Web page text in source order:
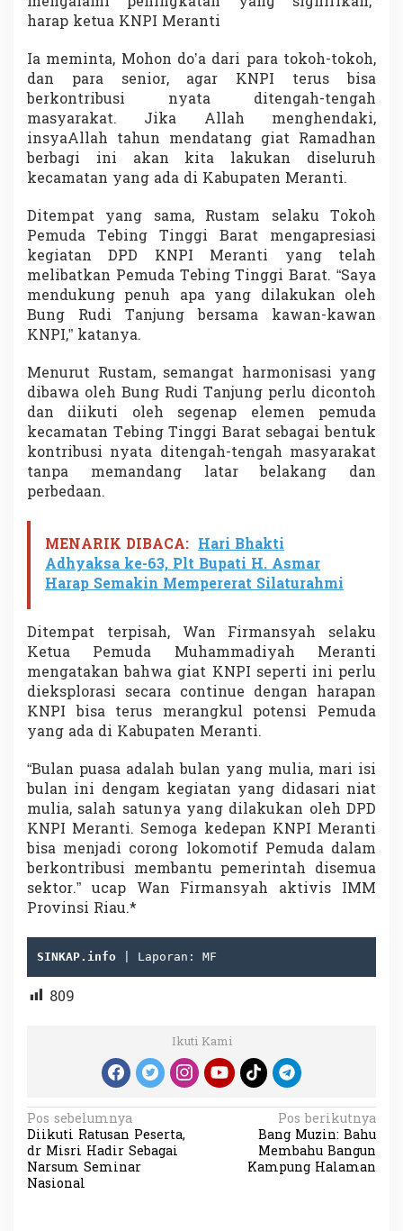
harap ketua KNPI Meranti
Ia meminta, Mohon do’a dari para tokoh-tokoh,
dan para senior, agar KNPI terus bisa
berkontribusi nyata ditengah-tengah
masyarakat. Jika Allah menghendaki,
insyaAllah tahun mendatang giat Ramadhan
berbagi ini akan kita lakukan diseluruh
kecamatan yang ada di Kabupaten Meranti.
Ditempat yang sama, Rustam selaku Tokoh
Pemuda Tebing Tinggi Barat mengapresiasi
kegiatan DPD KNPI Meranti yang telah
melibatkan Pemuda Tebing Tinggi Barat. “Saya
mendukung penuh apa yang dilakukan oleh
Bung Rudi Tanjung bersama kawan-kawan
KNPI,” katanya.
Menurut Rustam, semangat harmonisasi yang
dibawa oleh Bung Rudi Tanjung perlu dicontoh
dan diikuti oleh segenap elemen pemuda
kecamatan Tebing Tinggi Barat sebagai bentuk
kontribusi nyata ditengah-tengah masyarakat
tanpa memandang latar belakang dan
perbedaan.
MENARIK DIBACA: Hari Bhakti
Adhyaksa ke-63, Plt Bupati H. Asmar
Harap Semakin Mempererat Silaturahmi
Ditempat terpisah, Wan Firmansyah selaku
Ketua Pemuda Muhammadiyah Meranti
mengatakan bahwa giat KNPI seperti ini perlu
dieksplorasi secara continue dengan harapan
KNPI bisa terus merangkul potensi Pemuda
yang ada di Kabupaten Meranti.
“Bulan puasa adalah bulan yang mulia, mari isi
bulan ini dengam kegiatan yang didasari niat
mulia, salah satunya yang dilakukan oleh DPD
KNPI Meranti. Semoga kedepan KNPI Meranti
bisa menjadi corong lokomotif Pemuda dalam
berkontribusi membantu pemerintah disemua
sektor.” ucap Wan Firmansyah aktivis IMM
Provinsi Riau.*
SINKAP.info | Laporan: MF
809
Ikuti Kami
N
a
v
Pos sebelumnya
Diikuti Ratusan Peserta,
dr Misri Hadir Sebagai
Narsum Seminar
Nasional
Pos berikutnya
Bang Muzin: Bahu
Membahu Bangun
Kampung Halaman